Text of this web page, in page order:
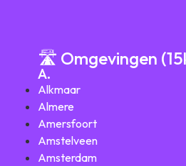
🛣️ Omgevingen
A.
Alkmaar
Almere
Amersfoort
Amstelveen
Amsterdam